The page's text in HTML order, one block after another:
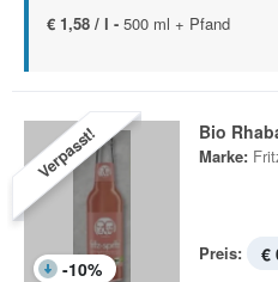
€ 1,58 / l - 500 ml + Pfand
Verpasst!
-10%
Bio
Marke:
Preis: €